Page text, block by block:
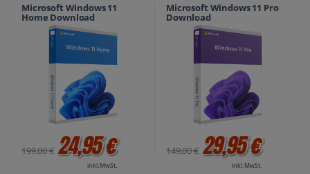
Microsoft Windows 11
Home Download
199,00 € 24,95 €
inkl. MwSt.
Microsoft Windows 11 Pro
Download
149,00 € 29,95 €
inkl. MwSt.